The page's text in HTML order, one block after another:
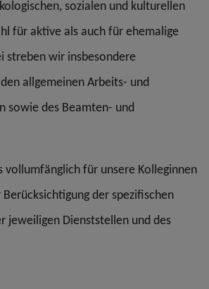
sozialen und kulturellen
für aktive als auch für ehemalige
streben wir insbesondere
allgemeinen Arbeits- und
sowie des Beamten- und
vollumfänglich für unsere Kolleginnen
der spezifischen
jeweiligen Dienststellen und des